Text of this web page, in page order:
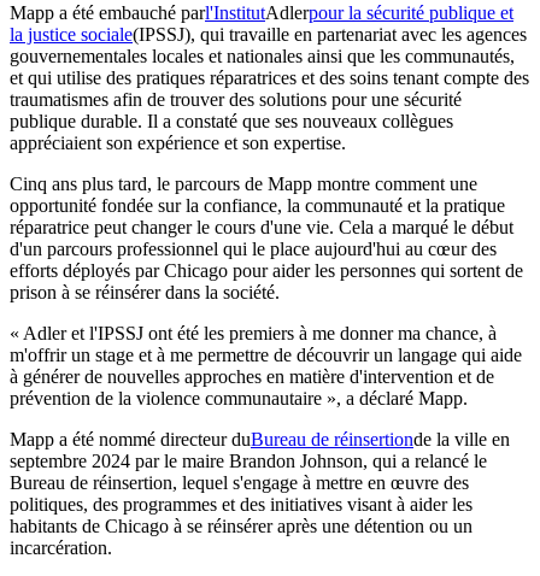
Mapp a été embauché parl'InstitutAdlerpour la sécurité publique et
la justice sociale(IPSSJ), qui travaille en partenariat avec les agences
gouvernementales locales et nationales ainsi que les communautés,
et qui utilise des pratiques réparatrices et des soins tenant compte des
traumatismes afin de trouver des solutions pour une sécurité
publique durable. Il a constaté que ses nouveaux collègues
appréciaient son expérience et son expertise.
Cinq ans plus tard, le parcours de Mapp montre comment une
opportunité fondée sur la confiance, la communauté et la pratique
réparatrice peut changer le cours d'une vie. Cela a marqué le début
d'un parcours professionnel qui le place aujourd'hui au cœur des
efforts déployés par Chicago pour aider les personnes qui sortent de
prison à se réinsérer dans la société.
« Adler et l'IPSSJ ont été les premiers à me donner ma chance, à
m'offrir un stage et à me permettre de découvrir un langage qui aide
à générer de nouvelles approches en matière d'intervention et de
prévention de la violence communautaire », a déclaré Mapp.
Mapp a été nommé directeur duBureau de réinsertionde la ville en
septembre 2024 par le maire Brandon Johnson, qui a relancé le
Bureau de réinsertion, lequel s'engage à mettre en œuvre des
politiques, des programmes et des initiatives visant à aider les
habitants de Chicago à se réinsérer après une détention ou un
incarcération.